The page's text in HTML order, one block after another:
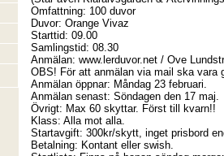
Omfattning: 100 duvor
Duvor: Orange Vivaz
Starttid: 09.00
Samlingstid: 08.30
Anmälan: www.lerduvor.net / Ove
OBS! För att anmälan via mail ska vara
Anmälan öppnar: Måndag 23 februari.
Anmälan senast: Söndagen den 17 maj.
Övrigt: Max 60 skyttar. Först till kvarn!!
Klass: Alla mot alla.
Startavgift: 300kr/skytt, inget prisbord
Betalning: Kontant eller swish.